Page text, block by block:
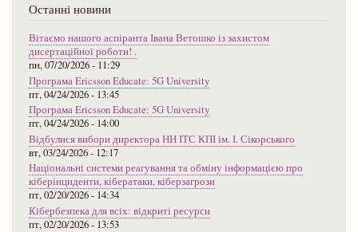
Останні новини
Вітаємо нашого аспіранта Івана Ветошко із захистом
дисертаційної роботи! .
пн, 07/20/2026 - 11:29
Програма Ericsson Educate: 5G University
пт, 04/24/2026 - 13:45
Програма Ericsson Educate: 5G University
пт, 04/24/2026 - 14:00
Відбулися вибори директора НН ІТС КПІ ім. І. Сікорського
вт, 03/24/2026 - 12:17
Національні системи реагування та обміну інформацією про
кіберінциденти, кібератаки, кіберзагрози
пт, 02/20/2026 - 14:34
Кібербезпека для всіх: відкриті ресурси
пт, 02/20/2026 - 13:53